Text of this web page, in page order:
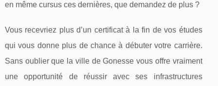
en même cursus ces dernières, que demandez de plus ?
Vous recevriez plus d’un certificat à la fin de vos études
qui vous donne plus de chance à débuter votre carrière.
Sans oublier que la ville de Gonesse vous offre vraiment
une opportunité de réussir avec ses infrastructures